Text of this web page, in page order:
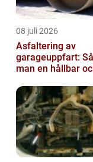
08 juli 2026
Asfaltering av
garageuppfart:
man en hållbar